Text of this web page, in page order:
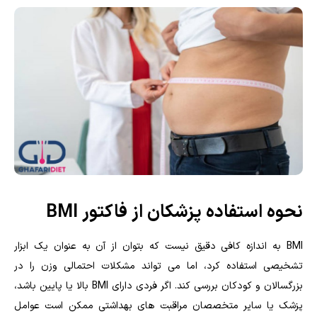
نحوه استفاده پزشکان از فاکتور BMI
BMI به اندازه کافی دقیق نیست که بتوان از آن به عنوان یک ابزار
تشخیصی استفاده کرد، اما می تواند مشکلات احتمالی وزن را در
بزرگسالان و کودکان بررسی کند. اگر فردی دارای BMI بالا یا پایین باشد،
پزشک یا سایر متخصصان مراقبت های بهداشتی ممکن است عوامل